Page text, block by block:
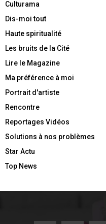
Culturama
Dis-moi tout
Haute spiritualité
Les bruits de la Cité
Lire le Magazine
Ma préférence à moi
Portrait d'artiste
Rencontre
Reportages Vidéos
Solutions à nos problèmes
Star Actu
Top News